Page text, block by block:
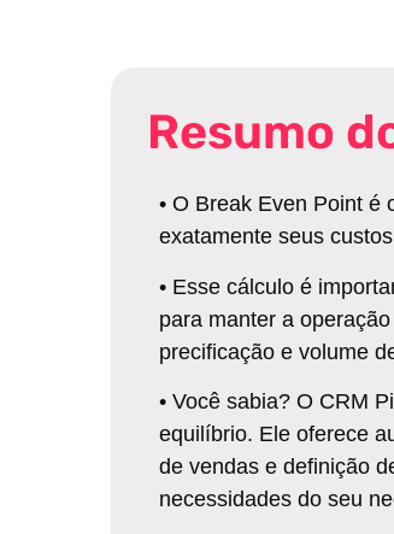
Resumo
• O Break Even Point é
exatamente seus
• Esse cálculo é
para manter a
precificação e volume
• Você sabia? O CRM
equilíbrio. Ele oferece
de vendas e definição
necessidades do seu